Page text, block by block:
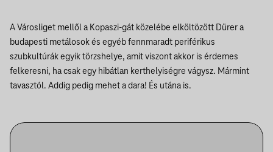
A Városliget mellől a Kopaszi-gát közelébe elköltözött Dürer a
budapesti metálosok és egyéb fennmaradt periférikus
szubkultúrák egyik törzshelye, amit viszont akkor is érdemes
felkeresni, ha csak egy hibátlan kerthelyiségre vágysz. Mármint
tavasztól. Addig pedig mehet a dara! És utána is.